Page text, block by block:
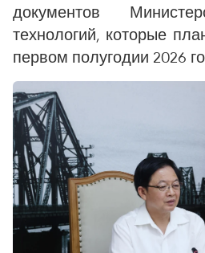
документов
технологий, которые
первом полугодии 2026